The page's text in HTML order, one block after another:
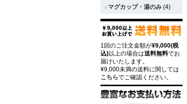
マグカップ・湯のみ (4)
1回のご注文金額が¥9,000(税
込)以上の場合は送料無料でお
届けいたします。
¥9,000未満の送料に関しては
こちらでご確認ください。